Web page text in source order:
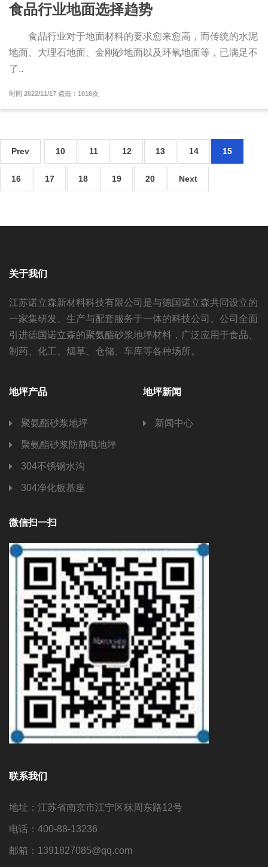
食品行业地面选择趋势
食品行业对于地面材料的要求愈来愈高，而传统的水泥
地面、大理石地面、金刚砂地面以及环氧地面等，已满足不
了..
时间 2022/11/17 点击：1016次
Prev 10 11 12 13 14 15
16 17 18 19 20 Next
关于我们
江苏诺立森新材料科技有限公司是与德国诺立森共同设立的
一家集研发、生产与配套服务于一体的科技公司。公司全面
引进德国诺立森的聚氨酯砂浆地坪材料，广泛应用于食品、
制药、化工、烟草、仓储、车库等各种场所。
地坪产品
聚氨酯砂浆地坪
聚氨酯砂浆防静电地坪
304不锈钢水沟
304净化板基座
地坪新闻
新闻中心
微信扫一扫
联系我们
地址：江苏省南京市江宁区秣周东路12号
电话：400-88-13236
邮箱：1391827085@qq.com